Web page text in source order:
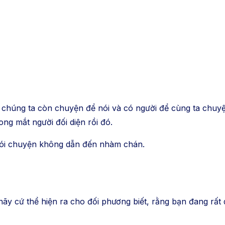
ta còn chuyện để nói và có người để cùng ta
mắt người đối diện rồi đó.
chuyện không dẫn đến nhàm chán.
cứ thể hiện ra cho đối phương biết, rằng bạn đang rất